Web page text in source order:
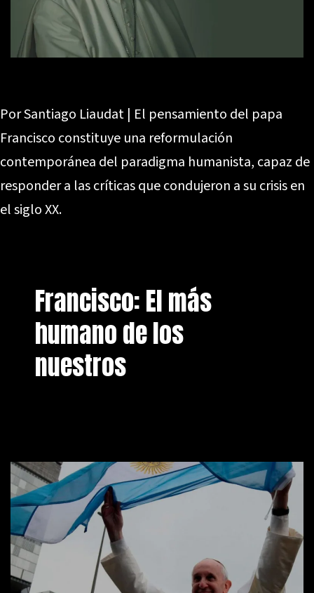
Por Santiago Liaudat | El pensamiento del papa
Francisco constituye una reformulación
contemporánea del paradigma humanista, capaz de
responder a las críticas que condujeron a su crisis en
el siglo XX.
Francisco: El más
humano de los
nuestros